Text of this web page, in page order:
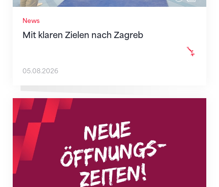
News
Mit klaren Zielen nach Zagreb
05.08.2026
Neue Empfangszeiten ab 1. August 2026